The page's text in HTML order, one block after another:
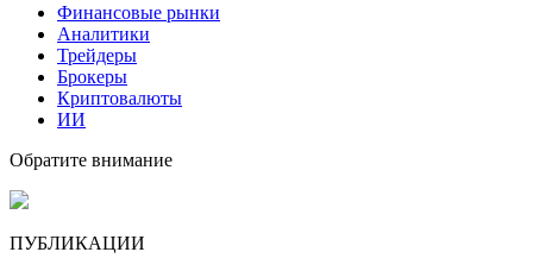
Финансовые рынки
Аналитики
Трейдеры
Брокеры
Криптовалюты
ИИ
Обратите внимание
ПУБЛИКАЦИИ